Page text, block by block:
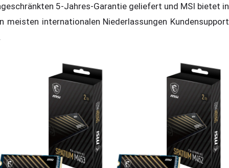
5-Jahres-Garantie geliefert und MSI bietet in
meisten internationalen Niederlassungen Kundensupport